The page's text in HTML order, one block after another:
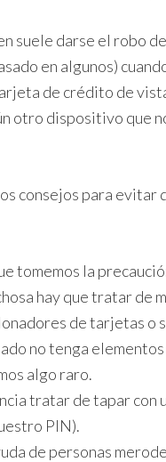
suele darse el robo
en algunos)
de crédito de
otro dispositivo que
consejos para
tomemos la
hay que tratar de
de tarjetas o
no tenga
algo raro.
tratar de tapar con
PIN).
de personas